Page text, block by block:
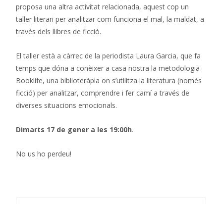
proposa una altra activitat relacionada, aquest cop un
taller literari per analitzar com funciona el mal, la maldat, a
través dels llibres de ficció.
El taller està a càrrec de la periodista Laura Garcia, que fa
temps que dóna a conèixer a casa nostra la metodologia
Booklife, una biblioteràpia on s’utilitza la literatura (només
ficció) per analitzar, comprendre i fer camí a través de
diverses situacions emocionals.
Dimarts 17 de gener a les 19:00h.
No us ho perdeu!